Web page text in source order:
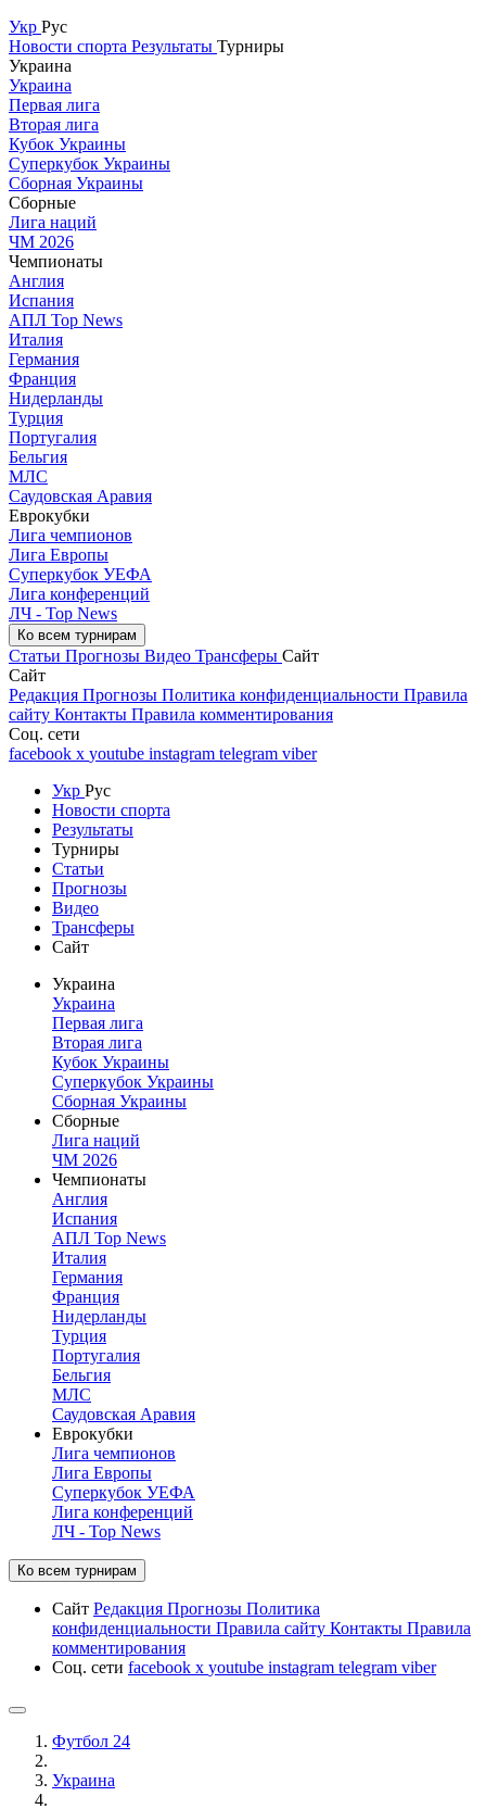
Укр Рус
Новости спорта Результаты Турниры
Украина
Украина
Первая лига
Вторая лига
Кубок Украины
Суперкубок Украины
Сборная Украины
Сборные
Лига наций
ЧМ 2026
Чемпионаты
Англия
Испания
АПЛ Top News
Италия
Германия
Франция
Нидерланды
Турция
Португалия
Бельгия
МЛС
Саудовская Аравия
Еврокубки
Лига чемпионов
Лига Европы
Суперкубок УЕФА
Лига конференций
ЛЧ - Top News
Ко всем турнирам
Статьи Прогнозы Видео Трансферы Сайт
Сайт
Редакция Прогнозы Политика конфиденциальности Правила
сайту Контакты Правила комментирования
Соц. сети
facebook x youtube instagram telegram viber
Укр Рус
Новости спорта
Результаты
Турниры
Статьи
Прогнозы
Видео
Трансферы
Сайт
Украина
Украина
Первая лига
Вторая лига
Кубок Украины
Суперкубок Украины
Сборная Украины
Сборные
Лига наций
ЧМ 2026
Чемпионаты
Англия
Испания
АПЛ Top News
Италия
Германия
Франция
Нидерланды
Турция
Португалия
Бельгия
МЛС
Саудовская Аравия
Еврокубки
Лига чемпионов
Лига Европы
Суперкубок УЕФА
Лига конференций
ЛЧ - Top News
Ко всем турнирам
Сайт Редакция Прогнозы Политика
конфиденциальности Правила сайту Контакты Правила
комментирования
Соц. сети facebook x youtube instagram telegram viber
Футбол 24
Украина